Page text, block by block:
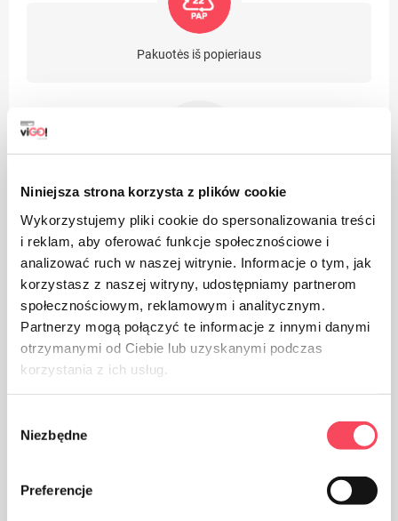
Niniejsza strona korzysta z plików cookie
Wykorzystujemy pliki cookie do spersonalizowania treści
i reklam, aby oferować funkcje społecznościowe i
analizować ruch w naszej witrynie. Informacje o tym, jak
korzystasz z naszej witryny, udostępniamy partnerom
społecznościowym, reklamowym i analitycznym.
Partnerzy mogą połączyć te informacje z innymi danymi
otrzymanymi od Ciebie lub uzyskanymi podczas
korzystania z ich usług.
zgody
Niezbędne
Preferencje
Pakuotės iš popieriaus
Pasirūpinkite švara, išmeskite panaudoto produkto
pakuotę į šiukšliadėžę
Tinka perdirbti